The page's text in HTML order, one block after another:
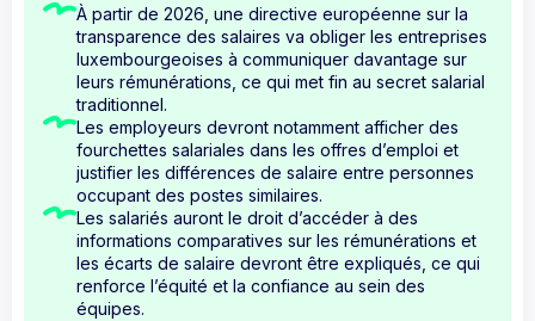
À partir de 2026, une directive européenne sur la
transparence des salaires va obliger les entreprises
luxembourgeoises à communiquer davantage sur
leurs rémunérations, ce qui met fin au secret salarial
traditionnel.
Les employeurs devront notamment afficher des
fourchettes salariales dans les offres d’emploi et
justifier les différences de salaire entre personnes
occupant des postes similaires.
Les salariés auront le droit d’accéder à des
informations comparatives sur les rémunérations et
les écarts de salaire devront être expliqués, ce qui
renforce l’équité et la confiance au sein des
équipes.